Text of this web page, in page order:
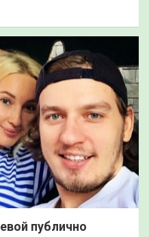
публично